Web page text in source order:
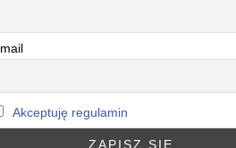
Akceptuję regulamin